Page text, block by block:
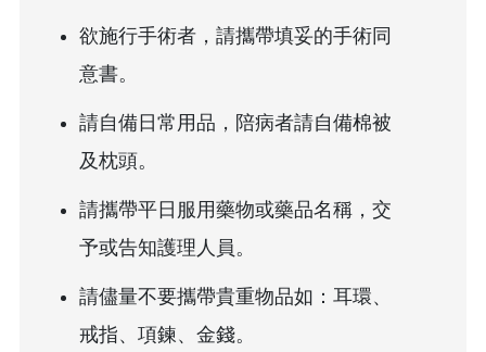
欲施行手術者，請攜帶填妥的手術同
意書。
請自備日常用品，陪病者請自備棉被
及枕頭。
請攜帶平日服用藥物或藥品名稱，交
予或告知護理人員。
請儘量不要攜帶貴重物品如：耳環、
戒指、項鍊、金錢。